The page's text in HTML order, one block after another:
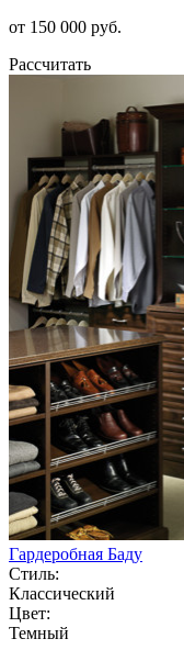
от 150 000 руб.
Рассчитать
Гардеробная Баду
Стиль:
Классический
Цвет:
Темный